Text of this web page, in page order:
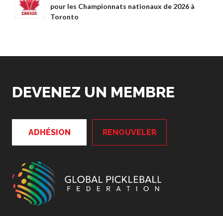
Compléments
d’assurance
Solutions
pour les Championnats nationaux de 2026 à
Toronto
DEVENEZ UN MEMBRE
ADHÉSION RENOUVELER